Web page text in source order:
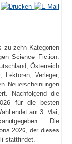
zu zehn Kategorien
Science Fiction.
Österreich
Lektoren, Verleger,
Neuerscheinungen
Nachfolgend die
für die besten
endet am 3. Mai,
Die
2026, der dieses
stattfindet.